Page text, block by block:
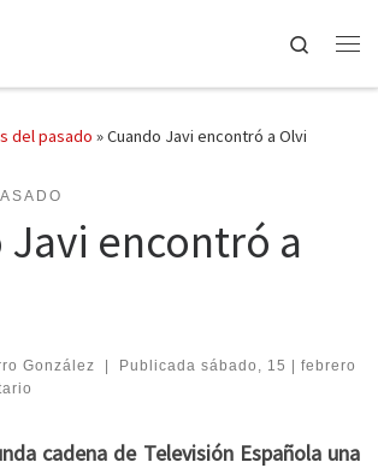
Search
del pasado »Cuando Javi encontró a Olvi
Javi encontró a
González | Publicada sábado, 15 | febrero
cadena de Televisión Española una